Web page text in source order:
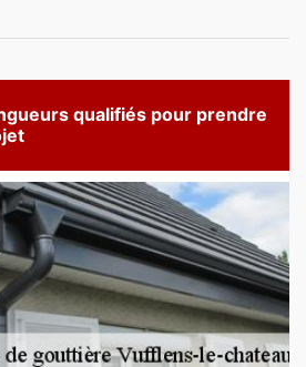
qualifiés pour prendre